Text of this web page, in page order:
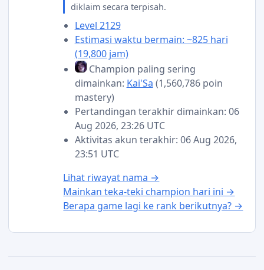
diklaim secara terpisah.
Level 2129
Estimasi waktu bermain: ~825 hari
(19,800 jam)
Champion paling sering
dimainkan: Kai'Sa (1,560,786 poin
mastery)
Pertandingan terakhir dimainkan: 06
Aug 2026, 23:26 UTC
Aktivitas akun terakhir: 06 Aug 2026,
23:51 UTC
Lihat riwayat nama →
Mainkan teka-teki champion hari ini →
Berapa game lagi ke rank berikutnya? →